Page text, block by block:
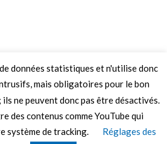
données statistiques et n'utilise donc
mais obligatoires pour le bon
ne peuvent donc pas être désactivés.
des contenus comme YouTube qui
système de tracking.
Réglages des